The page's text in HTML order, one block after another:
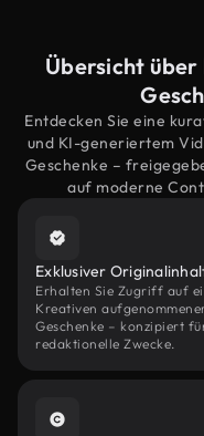
Übersicht
Entdecken Sie eine
und KI-generiertem
Geschenke –
auf moderne
Exklusiver
Erhalten Sie Zugriff auf
Kreativen
Geschenke – konzipiert
redaktionelle Zwecke.